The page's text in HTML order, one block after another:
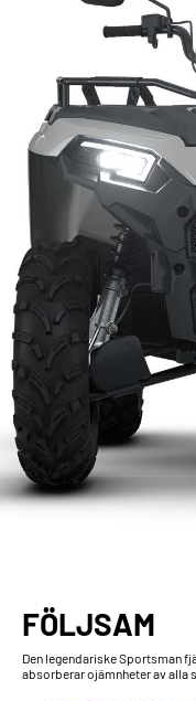
FÖLJSAM
Den legendariske Sportsman
absorberar ojämnheter av alla